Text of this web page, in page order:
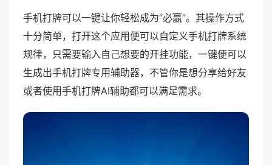
手机打牌可以一键让你轻松成为“必赢”。其操作方式
十分简单，打开这个应用便可以自定义手机打牌系统
规律，只需要输入自己想要的开挂功能，一键便可以
生成出手机打牌专用辅助器，不管你是想分享给好友
或者使用手机打牌AI辅助都可以满足需求。